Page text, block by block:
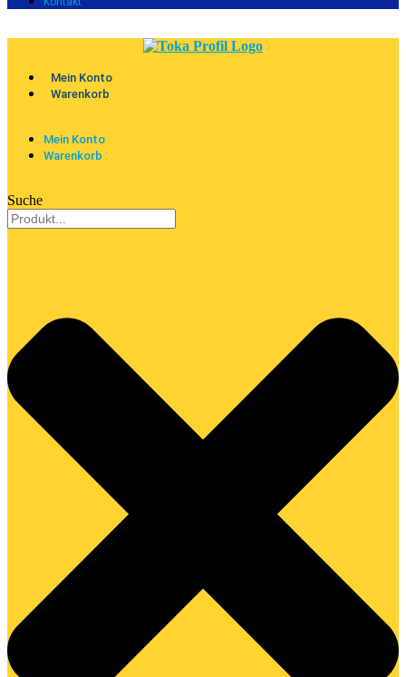
Mein Konto
Warenkorb
Mein Konto
Warenkorb
Suche